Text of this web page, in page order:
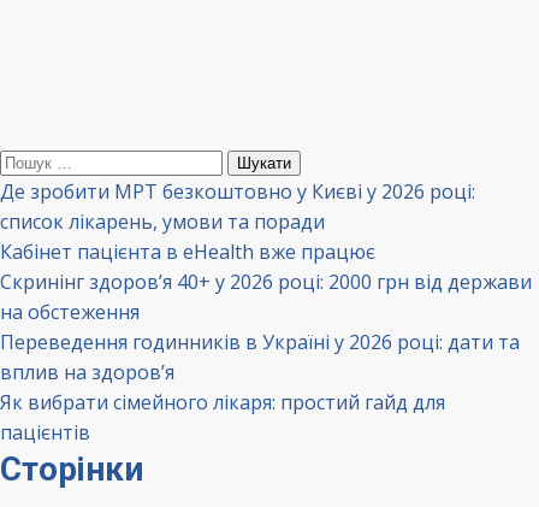
Пошук:
Де зробити МРТ безкоштовно у Києві у 2026 році:
список лікарень, умови та поради
Кабінет пацієнта в eHealth вже працює
Скринінг здоров’я 40+ у 2026 році: 2000 грн від держави
на обстеження
Переведення годинників в Україні у 2026 році: дати та
вплив на здоров’я
Як вибрати сімейного лікаря: простий гайд для
пацієнтів
Сторінки